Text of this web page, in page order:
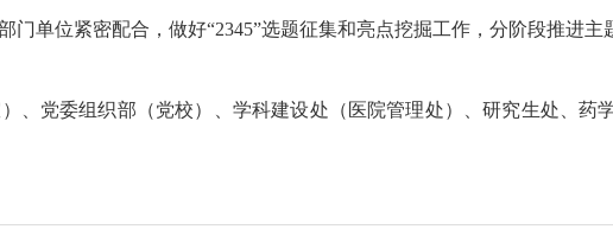
门单位紧密配合，做好“2345”选题征集和亮点挖掘工作，分阶段推进
、党委组织部（党校）、学科建设处（医院管理处）、研究生处、